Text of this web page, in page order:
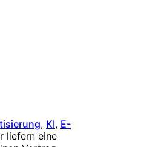
, KI, E-
liefern eine